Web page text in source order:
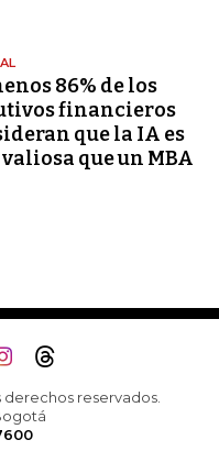
86% de los
financieros
que la IA es
que un MBA
derechos reservados.